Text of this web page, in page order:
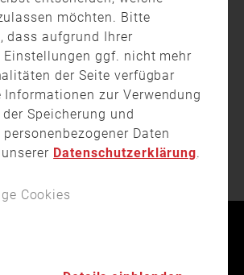
benachbarten Landkreis
denken.
Einsatz Feuer Feuerteufel
Feuerwehr Schwaben
möchten. Bitte
dass aufgrund Ihrer
ggf. nicht mehr
der Seite verfügbar
Informationen zur Verwendung
Speicherung und
Daten
Datenschutzerklärung.
Cookies